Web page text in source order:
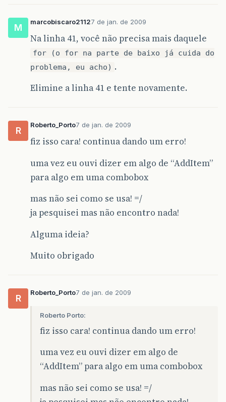
}
Collections. sort( output);
<table cellpadding= "3"
<td width="150" align= "right"
<select name="assunto" id ="assunto">
<%
<%=
<%}%>
</ tr>
M
marcobiscaro21127 de jan. de 2009
Na linha 41, você não precisa mais daquele
for (o for na parte de baixo já cuida do
problema, eu acho) .
Elimine a linha 41 e tente novamente.
R
Roberto_Porto7 de jan. de 2009
fiz isso cara! continua dando um erro!
uma vez eu ouvi dizer em algo de “AddItem”
para algo em uma combobox
mas não sei como se usa! =/
ja pesquisei mas não encontro nada!
Alguma ideia?
Muito obrigado
R
Roberto_Porto7 de jan. de 2009
Roberto Porto:
fiz isso cara! continua dando um erro!
uma vez eu ouvi dizer em algo de
“AddItem” para algo em uma combobox
mas não sei como se usa! =/